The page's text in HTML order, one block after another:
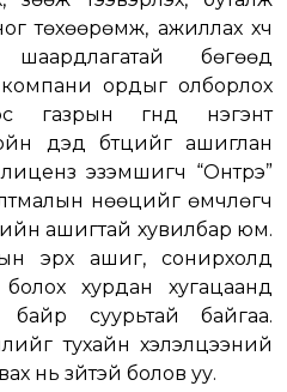
төхөөрөмж, ажиллах хүч
бөгөөд
компани ордыг олборлох
газрын гүнд нэгэнт
дэд бүтцийг ашиглан
эзэмшигч “Онтрэ”
нөөцийг өмчлөгч
ашигтай хувилбар юм.
эрх ашиг, сонирхолд
хурдан хугацаанд
суурьтай байгаа.
тухайн хэлэлцээний
нь зүйтэй болов уу.